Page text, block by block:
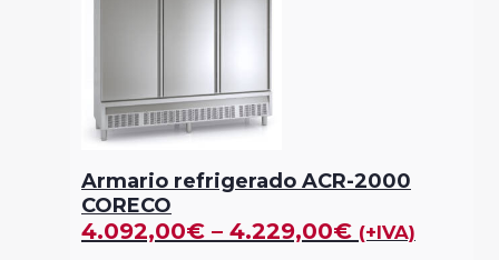
Armario refrigerado ACR-2000
CORECO
4.092,00€ – 4.229,00€ (+IVA)